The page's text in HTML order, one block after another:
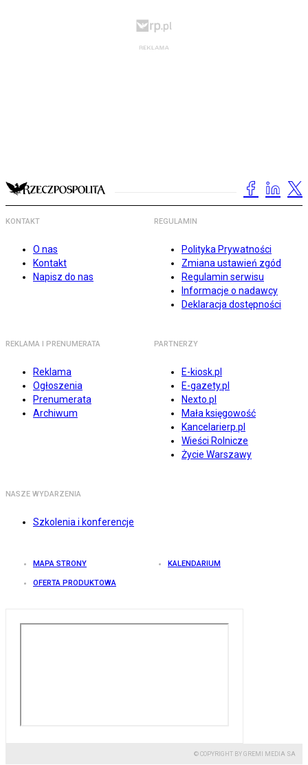
KONTAKT
O nas
Kontakt
Napisz do nas
REGULAMIN
Polityka Prywatności
Zmiana ustawień zgód
Regulamin serwisu
Informacje o nadawcy
Deklaracja dostępności
REKLAMA I PRENUMERATA
Reklama
Ogłoszenia
Prenumerata
Archiwum
PARTNERZY
E-kiosk.pl
E-gazety.pl
Nexto.pl
Mała księgowość
Kancelarierp.pl
Wieści Rolnicze
Życie Warszawy
NASZE WYDARZENIA
Szkolenia i konferencje
MAPA STRONY KALENDARIUM
OFERTA PRODUKTOWA
© COPYRIGHT BY GREMI MEDIA SA